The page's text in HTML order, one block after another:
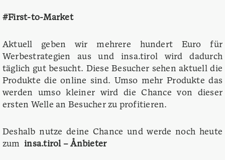
#First-to-Market
Aktuell geben wir mehrere hundert Euro für
Werbestrategien aus und insa.tirol wird dadurch
täglich gut besucht. Diese Besucher sehen aktuell die
Produkte die online sind. Umso mehr Produkte das
werden umso kleiner wird die Chance von dieser
ersten Welle an Besucher zu profitieren.
Deshalb nutze deine Chance und werde noch heute
zuminsa.tirol – Ånbieter